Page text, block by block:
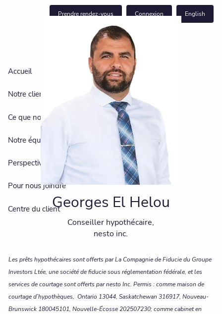
Skip to main content
Prendre rendez-vous Connexion English
Accueil
Notre clientèle
Ce que nous faisons
Notre équipe
Perspectives
Pour nous joindre
Centre du clientGeorges El Helou
Conseiller hypothécaire,
nesto inc.
Les prêts hypothécaires sont offerts par La Compagnie de Fiducie du Groupe
Investors Ltée, une société de fiducie sous réglementation fédérale, et les
services de courtage sont offerts par nesto Inc. Permis : comme maison de
courtage d’hypothèques, Ontario 13044, Saskatchewan 316917, Nouveau-
Brunswick 180045101, Nouvelle-Écosse 202507230; comme cabinet en